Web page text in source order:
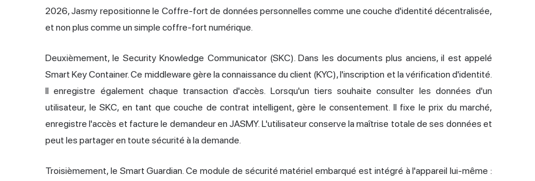
2026, Jasmy repositionne le Coffre-fort de données personnelles comme une couche d'identité décentralisée,
et non plus comme un simple coffre-fort numérique.
Deuxièmement, le Security Knowledge Communicator (SKC). Dans les documents plus anciens, il est appelé
Smart Key Container. Ce middleware gère la connaissance du client (KYC), l'inscription et la vérification d'identité.
Il enregistre également chaque transaction d'accès. Lorsqu'un tiers souhaite consulter les données d'un
utilisateur, le SKC, en tant que couche de contrat intelligent, gère le consentement. Il fixe le prix du marché,
enregistre l'accès et facture le demandeur en JASMY. L'utilisateur conserve la maîtrise totale de ses données et
peut les partager en toute sécurité à la demande.
Troisièmement, le Smart Guardian. Ce module de sécurité matériel embarqué est intégré à l'appareil lui-même :